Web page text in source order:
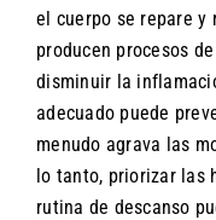
el cuerpo se repare y
producen procesos
disminuir la
adecuado puede
menudo agrava las
lo tanto, priorizar las
rutina de descanso